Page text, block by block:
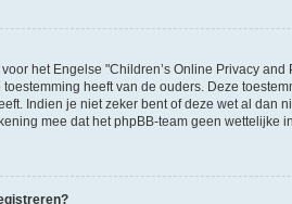
het Engelse "Children’s Online Privacy
heeft van de ouders. Deze
Indien je niet zeker bent of deze wet al dan
mee dat het phpBB-team geen wettelijke